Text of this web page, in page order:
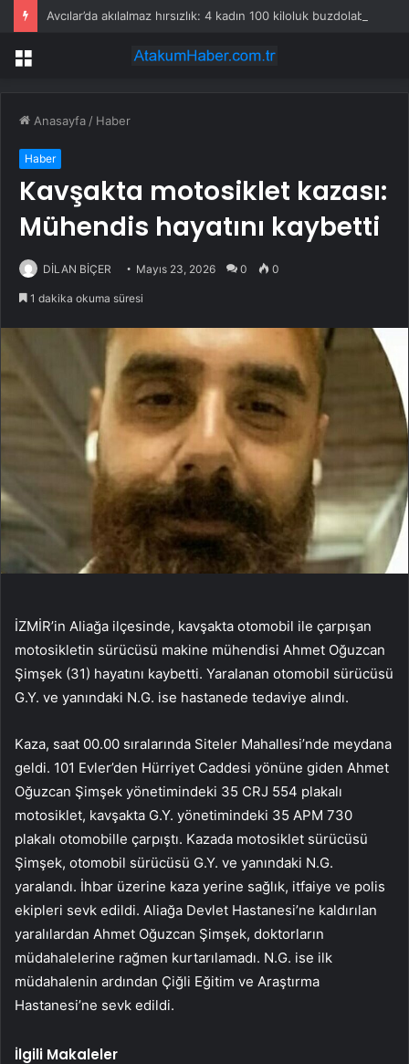
Menü
Anasayfa / Haber
Haber
Kavşakta motosiklet kazası:
Mühendis hayatını kaybetti
DİLAN BİÇER Mayıs 23, 2026 0 0
1 dakika okuma süresi
İZMİR’in Aliağa ilçesinde, kavşakta otomobil ile çarpışan
motosikletin sürücüsü makine mühendisi Ahmet Oğuzcan
Şimşek (31) hayatını kaybetti. Yaralanan otomobil sürücüsü
G.Y. ve yanındaki N.G. ise hastanede tedaviye alındı.
Kaza, saat 00.00 sıralarında Siteler Mahallesi’nde meydana
geldi. 101 Evler’den Hürriyet Caddesi yönüne giden Ahmet
Oğuzcan Şimşek yönetimindeki 35 CRJ 554 plakalı
motosiklet, kavşakta G.Y. yönetimindeki 35 APM 730
plakalı otomobille çarpıştı. Kazada motosiklet sürücüsü
Şimşek, otomobil sürücüsü G.Y. ve yanındaki N.G.
yaralandı. İhbar üzerine kaza yerine sağlık, itfaiye ve polis
ekipleri sevk edildi. Aliağa Devlet Hastanesi’ne kaldırılan
yaralılardan Ahmet Oğuzcan Şimşek, doktorların
müdahalelerine rağmen kurtarılamadı. N.G. ise ilk
müdahalenin ardından Çiğli Eğitim ve Araştırma
Hastanesi’ne sevk edildi.
İlgili Makaleler